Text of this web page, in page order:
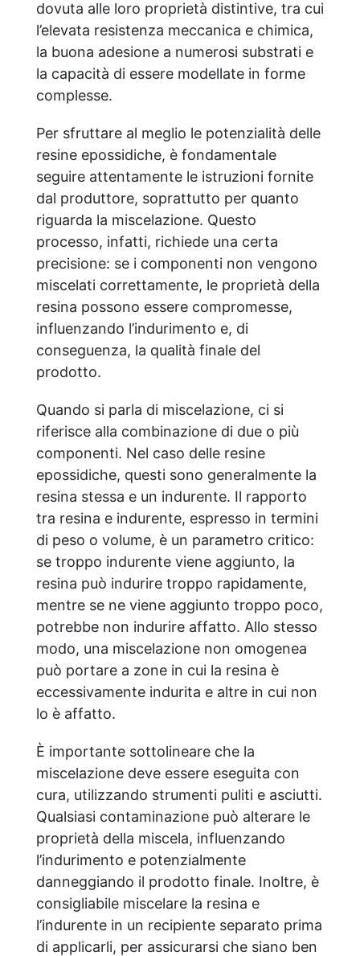
dovuta alle loro proprietà distintive, tra cui
l’elevata resistenza meccanica e chimica,
la buona adesione a numerosi substrati e
la capacità di essere modellate in forme
complesse.
Per sfruttare al meglio le potenzialità delle
resine epossidiche, è fondamentale
seguire attentamente le istruzioni fornite
dal produttore, soprattutto per quanto
riguarda la miscelazione. Questo
processo, infatti, richiede una certa
precisione: se i componenti non vengono
miscelati correttamente, le proprietà della
resina possono essere compromesse,
influenzando l’indurimento e, di
conseguenza, la qualità finale del
prodotto.
Quando si parla di miscelazione, ci si
riferisce alla combinazione di due o più
componenti. Nel caso delle resine
epossidiche, questi sono generalmente la
resina stessa e un indurente. Il rapporto
tra resina e indurente, espresso in termini
di peso o volume, è un parametro critico:
se troppo indurente viene aggiunto, la
resina può indurire troppo rapidamente,
mentre se ne viene aggiunto troppo poco,
potrebbe non indurire affatto. Allo stesso
modo, una miscelazione non omogenea
può portare a zone in cui la resina è
eccessivamente indurita e altre in cui non
lo è affatto.
È importante sottolineare che la
miscelazione deve essere eseguita con
cura, utilizzando strumenti puliti e asciutti.
Qualsiasi contaminazione può alterare le
proprietà della miscela, influenzando
l’indurimento e potenzialmente
danneggiando il prodotto finale. Inoltre, è
consigliabile miscelare la resina e
l’indurente in un recipiente separato prima
di applicarli, per assicurarsi che siano ben